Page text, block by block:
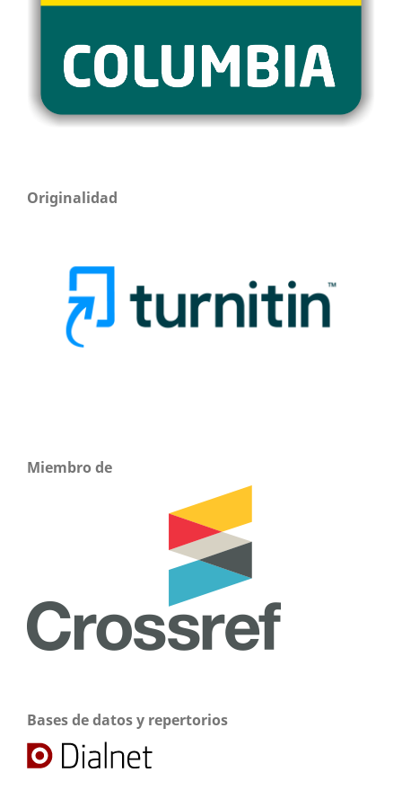
Originalidad
Miembro de
Bases de datos y repertorios